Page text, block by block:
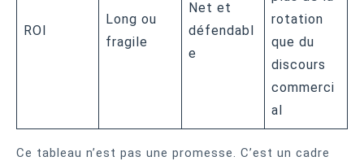
ROI
Long ou
fragile
Net et
défendabl
e
rotation
que du
discours
commerci
al
Ce tableau n’est pas une promesse. C’est un cadre